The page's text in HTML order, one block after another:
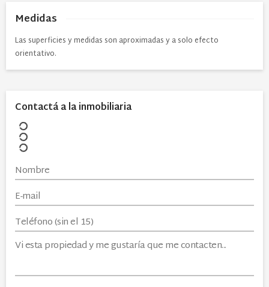
Medidas
Las superficies y medidas son aproximadas y a solo efecto
orientativo.
Contactá a la inmobiliaria